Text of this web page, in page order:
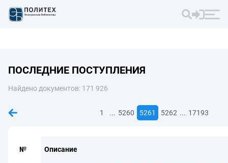
ПОСЛЕДНИЕ ПОСТУПЛЕНИЯ
Найдено документов: 171 926
1 ... 5260 5261 5262 ... 17193
№ Описание